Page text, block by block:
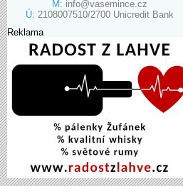
M: info@vasemince.cz
Ú: 2108007510/2700 Unicredit Bank
Reklama